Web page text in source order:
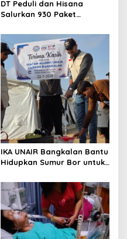
DT Peduli dan Hisana
Salurkan 930 Paket
Kebakaran Tallo
IKA UNAIR Bangkalan Bantu
Hidupkan Sumur Bor untuk